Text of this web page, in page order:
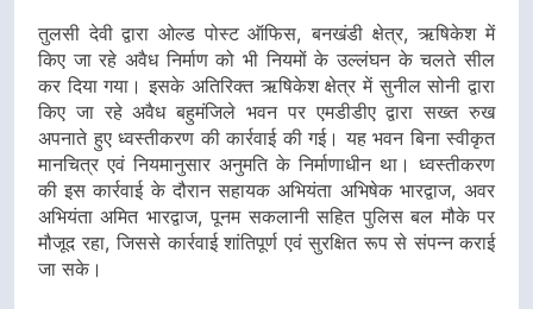
तुलसी देवी द्वारा ओल्ड पोस्ट ऑफिस, बनखंडी क्षेत्र, ऋषिकेश में
किए जा रहे अवैध निर्माण को भी नियमों के उल्लंघन के चलते सील
कर दिया गया। इसके अतिरिक्त ऋषिकेश क्षेत्र में सुनील सोनी द्वारा
किए जा रहे अवैध बहुमंजिले भवन पर एमडीडीए द्वारा सख्त रुख
अपनाते हुए ध्वस्तीकरण की कार्रवाई की गई। यह भवन बिना स्वीकृत
मानचित्र एवं नियमानुसार अनुमति के निर्माणाधीन था। ध्वस्तीकरण
की इस कार्रवाई के दौरान सहायक अभियंता अभिषेक भारद्वाज, अवर
अभियंता अमित भारद्वाज, पूनम सकलानी सहित पुलिस बल मौके पर
मौजूद रहा, जिससे कार्रवाई शांतिपूर्ण एवं सुरक्षित रूप से संपन्न कराई
जा सके।